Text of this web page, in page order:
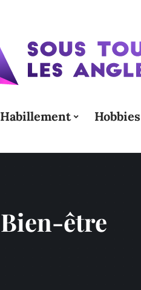
Habillement Hobbies
Bien-être